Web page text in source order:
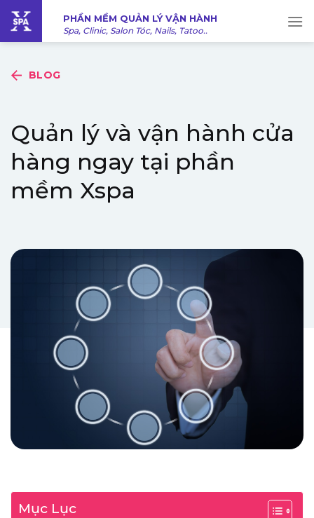
Bỏ
qua
nội
PHẦN MỀM QUẢN LÝ VẬN HÀNH
Spa, Clinic, Salon Tóc, Nails, Tatoo..
BLOG
Quản lý và vận hành cửa
hàng ngay tại phần
mềm Xspa
Mục Lục